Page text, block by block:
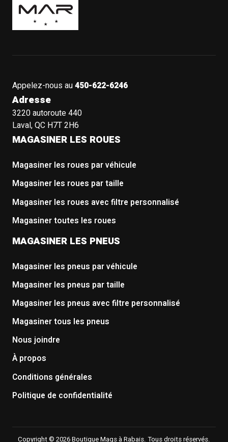
Appelez-nous au450-622-6246
Adresse
3220 autoroute 440
Laval, QC H7T 2H6
MAGASINER LES ROUES
Magasiner les roues par véhicule
Magasiner les roues par taille
Magasiner les roues avec filtre personnalisé
Magasiner toutes les roues
MAGASINER LES PNEUS
Magasiner les pneus par véhicule
Magasiner les pneus par taille
Magasiner les pneus avec filtre personnalisé
Magasiner tous les pneus
Nous joindre
À propos
Conditions générales
Politique de confidentialité
Copyright © 2026 Boutique Mags à Rabais. Tous droits réservés.